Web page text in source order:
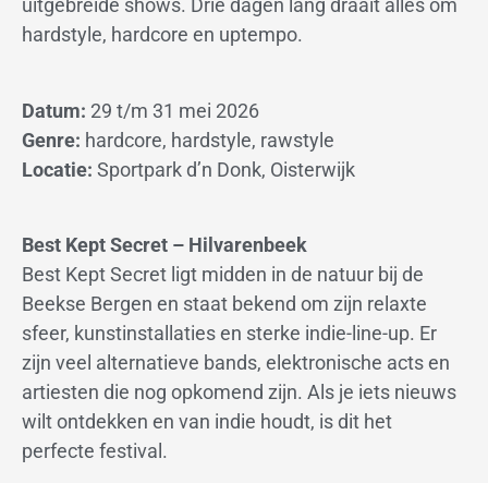
uitgebreide shows. Drie dagen lang draait alles om
hardstyle, hardcore en uptempo.
Datum: 29 t/m 31 mei 2026
Genre: hardcore, hardstyle, rawstyle
Locatie: Sportpark d’n Donk, Oisterwijk
Best Kept Secret – Hilvarenbeek
Best Kept Secret ligt midden in de natuur bij de
Beekse Bergen en staat bekend om zijn relaxte
sfeer, kunstinstallaties en sterke indie-line-up. Er
zijn veel alternatieve bands, elektronische acts en
artiesten die nog opkomend zijn. Als je iets nieuws
wilt ontdekken en van indie houdt, is dit het
perfecte festival.